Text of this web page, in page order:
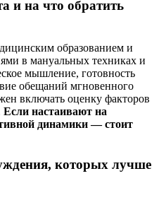
и на что обратить
образованием и
в мануальных техниках и
мышление, готовность
обещаний мгновенного
включать оценку факторов
Если настаивают на
динамики — стоит
которых лучше